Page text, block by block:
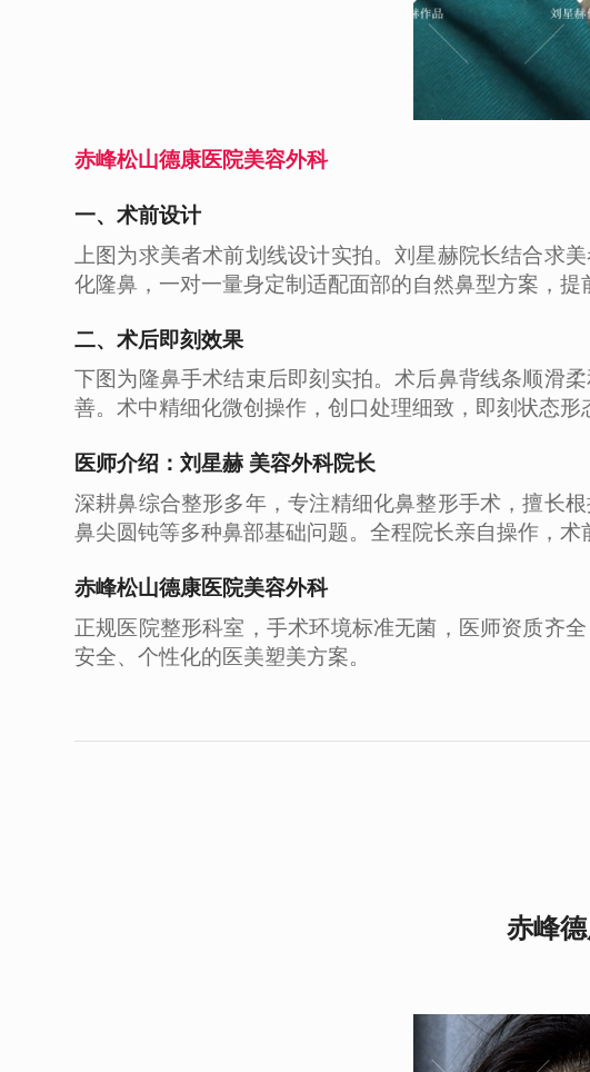
赤峰松山德康医院美容外科
一、术前设计
上图为求美者术前划线设计实拍。刘星赫院长结合求
化隆鼻，一对一量身定制适配面部的自然鼻型方案，
二、术后即刻效果
下图为隆鼻手术结束后即刻实拍。术后鼻背线条顺滑
善。术中精细化微创操作，创口处理细致，即刻状态形
医师介绍：刘星赫 美容外科院长
深耕鼻综合整形多年，专注精细化鼻整形手术，擅长
鼻尖圆钝等多种鼻部基础问题。全程院长亲自操作，
赤峰松山德康医院美容外科
正规医院整形科室，手术环境标准无菌，医师资质齐
安全、个性化的医美塑美方案。
赤峰